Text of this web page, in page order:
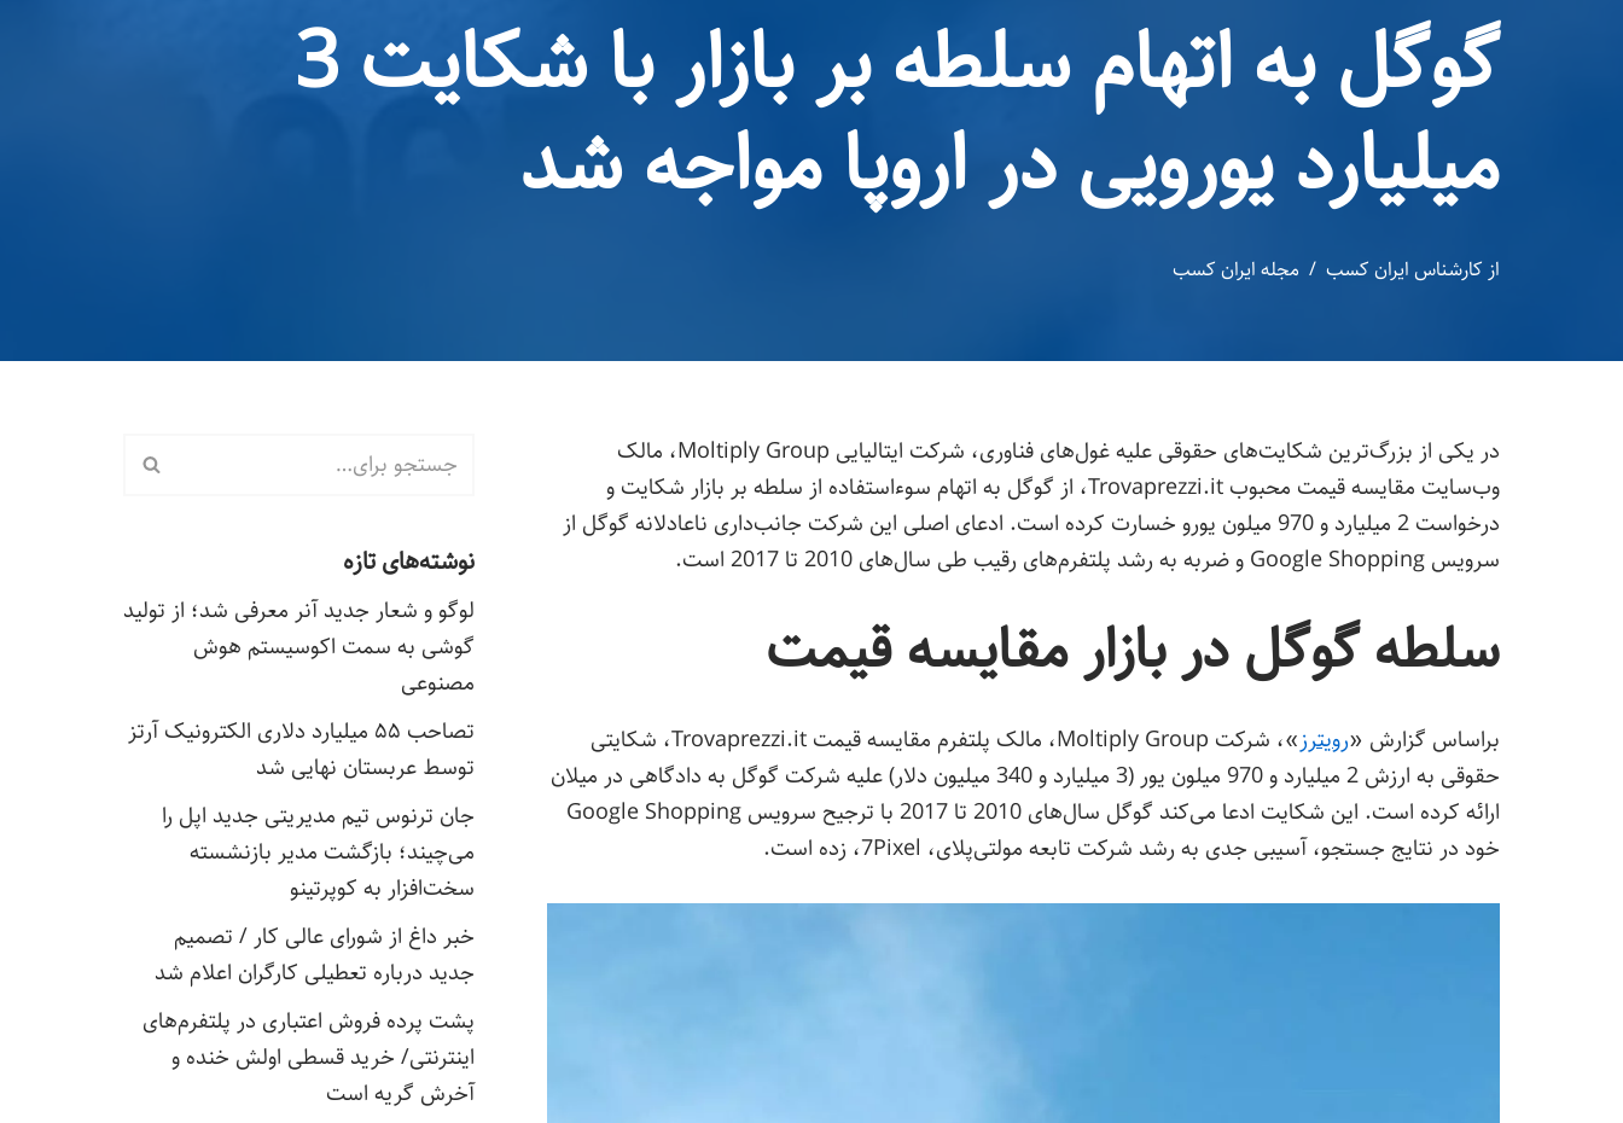
گوگل به اتهام سلطه بر بازار با شکایت 3
میلیارد یورویی در اروپا مواجه شد
از کارشناس ایران کسب مجله ایران کسب
در یکی از بزرگ‌ترین شکایت‌های حقوقی علیه غول‌های فناوری، شرکت ایتالیایی Moltiply Group، مالک
وب‌سایت مقایسه قیمت محبوب Trovaprezzi.it، از گوگل به اتهام سوءاستفاده از سلطه بر بازار شکایت و
درخواست 2 میلیارد و 970 میلون یورو خسارت کرده است. ادعای اصلی این شرکت جانب‌‎داری ناعادلانه گوگل از
سرویس Google Shopping و ضربه به رشد پلتفرم‌های رقیب طی سال‌های 2010 تا 2017 است.
سلطه گوگل در بازار مقایسه قیمت
براساس گزارش «رویترز
»، شرکت Moltiply Group، مالک پلتفرم مقایسه قیمت Trovaprezzi.it، شکایتی
حقوقی به ارزش 2 میلیارد و 970 میلون یور (3 میلیارد و 340 میلیون دلار) علیه شرکت گوگل به دادگاهی در میلان
ارائه کرده است. این شکایت ادعا می‌کند گوگل سال‌های 2010 تا 2017 با ترجیح سرویس Google Shopping
خود در نتایج جستجو، آسیبی جدی به رشد شرکت تابعه مولتی‌پلای، 7Pixel، زده است.
نوشته‌های تازه
لوگو و شعار جدید آنر معرفی شد؛ از تولید
گوشی به سمت اکوسیستم هوش
مصنوعی
تصاحب ۵۵ میلیارد دلاری الکترونیک آرتز
توسط عربستان نهایی شد
جان ترنوس تیم مدیریتی جدید اپل را
می‌چیند؛ بازگشت مدیر بازنشسته
سخت‌افزار به کوپرتینو
خبر داغ از شورای عالی کار / تصمیم
جدید درباره تعطیلی کارگران اعلام شد
پشت پرده فروش اعتباری در پلتفرم‌های
اینترنتی/ خرید قسطی اولش خنده و
آخرش گریه است